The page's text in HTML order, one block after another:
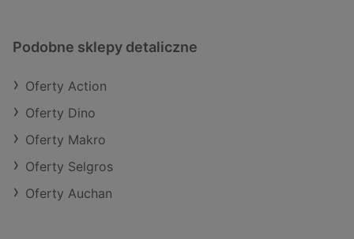
Podobne sklepy detaliczne
Oferty Action
Oferty Dino
Oferty Makro
Oferty Selgros
Oferty Auchan